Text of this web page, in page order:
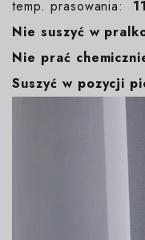
temp. prasowania:
Nie suszyć w
Nie prać
Suszyć w pozycji